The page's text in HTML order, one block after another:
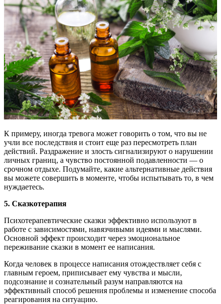
К примеру, иногда тревога может говорить о том, что вы не
учли все последствия и стоит еще раз пересмотреть план
действий. Раздражение и злость сигнализируют о нарушении
личных границ, а чувство постоянной подавленности — о
срочном отдыхе. Подумайте, какие альтернативные действия
вы можете совершить в моменте, чтобы испытывать то, в чем
нуждаетесь.
5. Сказкотерапия
Психотерапевтические сказки эффективно используют в
работе с зависимостями, навязчивыми идеями и мыслями.
Основной эффект происходит через эмоциональное
переживание сказки в момент ее написания.
Когда человек в процессе написания отождествляет себя с
главным героем, приписывает ему чувства и мысли,
подсознание и сознательный разум направляются на
эффективный способ решения проблемы и изменение способа
реагирования на ситуацию.